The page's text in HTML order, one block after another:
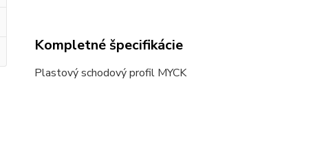
Kompletné špecifikácie
Plastový schodový profil MYCK